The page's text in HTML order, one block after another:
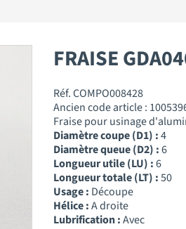
FRAISE
Réf. COMPO008428
Ancien code article :
Fraise pour usinage
Diamètre coupe (D1) :4
Diamètre queue (D2) :6
Longueur utile (LU) :6
Longueur totale (LT) :50
Usage : Découpe
Hélice :A droite
Lubrification :Avec